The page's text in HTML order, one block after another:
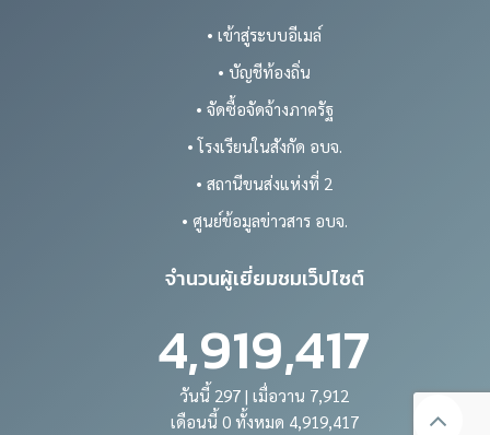
• เข้าสู่ระบบอีเมล์
• บัญชีท้องถิ่น
• จัดซื้อจัดจ้างภาครัฐ
• โรงเรียนในสังกัด อบจ.
• สถานีขนส่งแห่งที่ 2
• ศูนย์ข้อมูลข่าวสาร อบจ.
จำนวนผู้เยี่ยมชมเว็ปไซต์
4,919,417
วันนี้ 297 | เมื่อวาน 7,912
เดือนนี้ 0 ทั้งหมด 4,919,417